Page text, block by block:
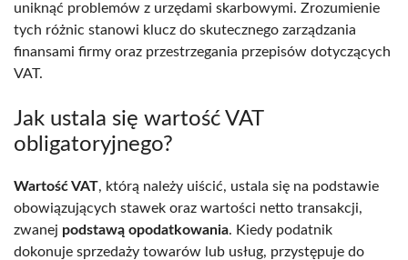
uniknąć problemów z urzędami skarbowymi. Zrozumienie
tych różnic stanowi klucz do skutecznego zarządzania
finansami firmy oraz przestrzegania przepisów dotyczących
VAT.
Jak ustala się wartość VAT
obligatoryjnego?
Wartość VAT, którą należy uiścić, ustala się na podstawie
obowiązujących stawek oraz wartości netto transakcji,
zwanej podstawą opodatkowania. Kiedy podatnik
dokonuje sprzedaży towarów lub usług, przystępuje do